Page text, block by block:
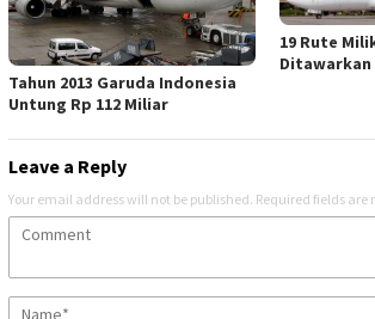
Tahun 2013 Garuda Indonesia
Untung Rp 112 Miliar
19 Rute
Ditawarkan
Leave a Reply
Your email address will not be published. Required fields are